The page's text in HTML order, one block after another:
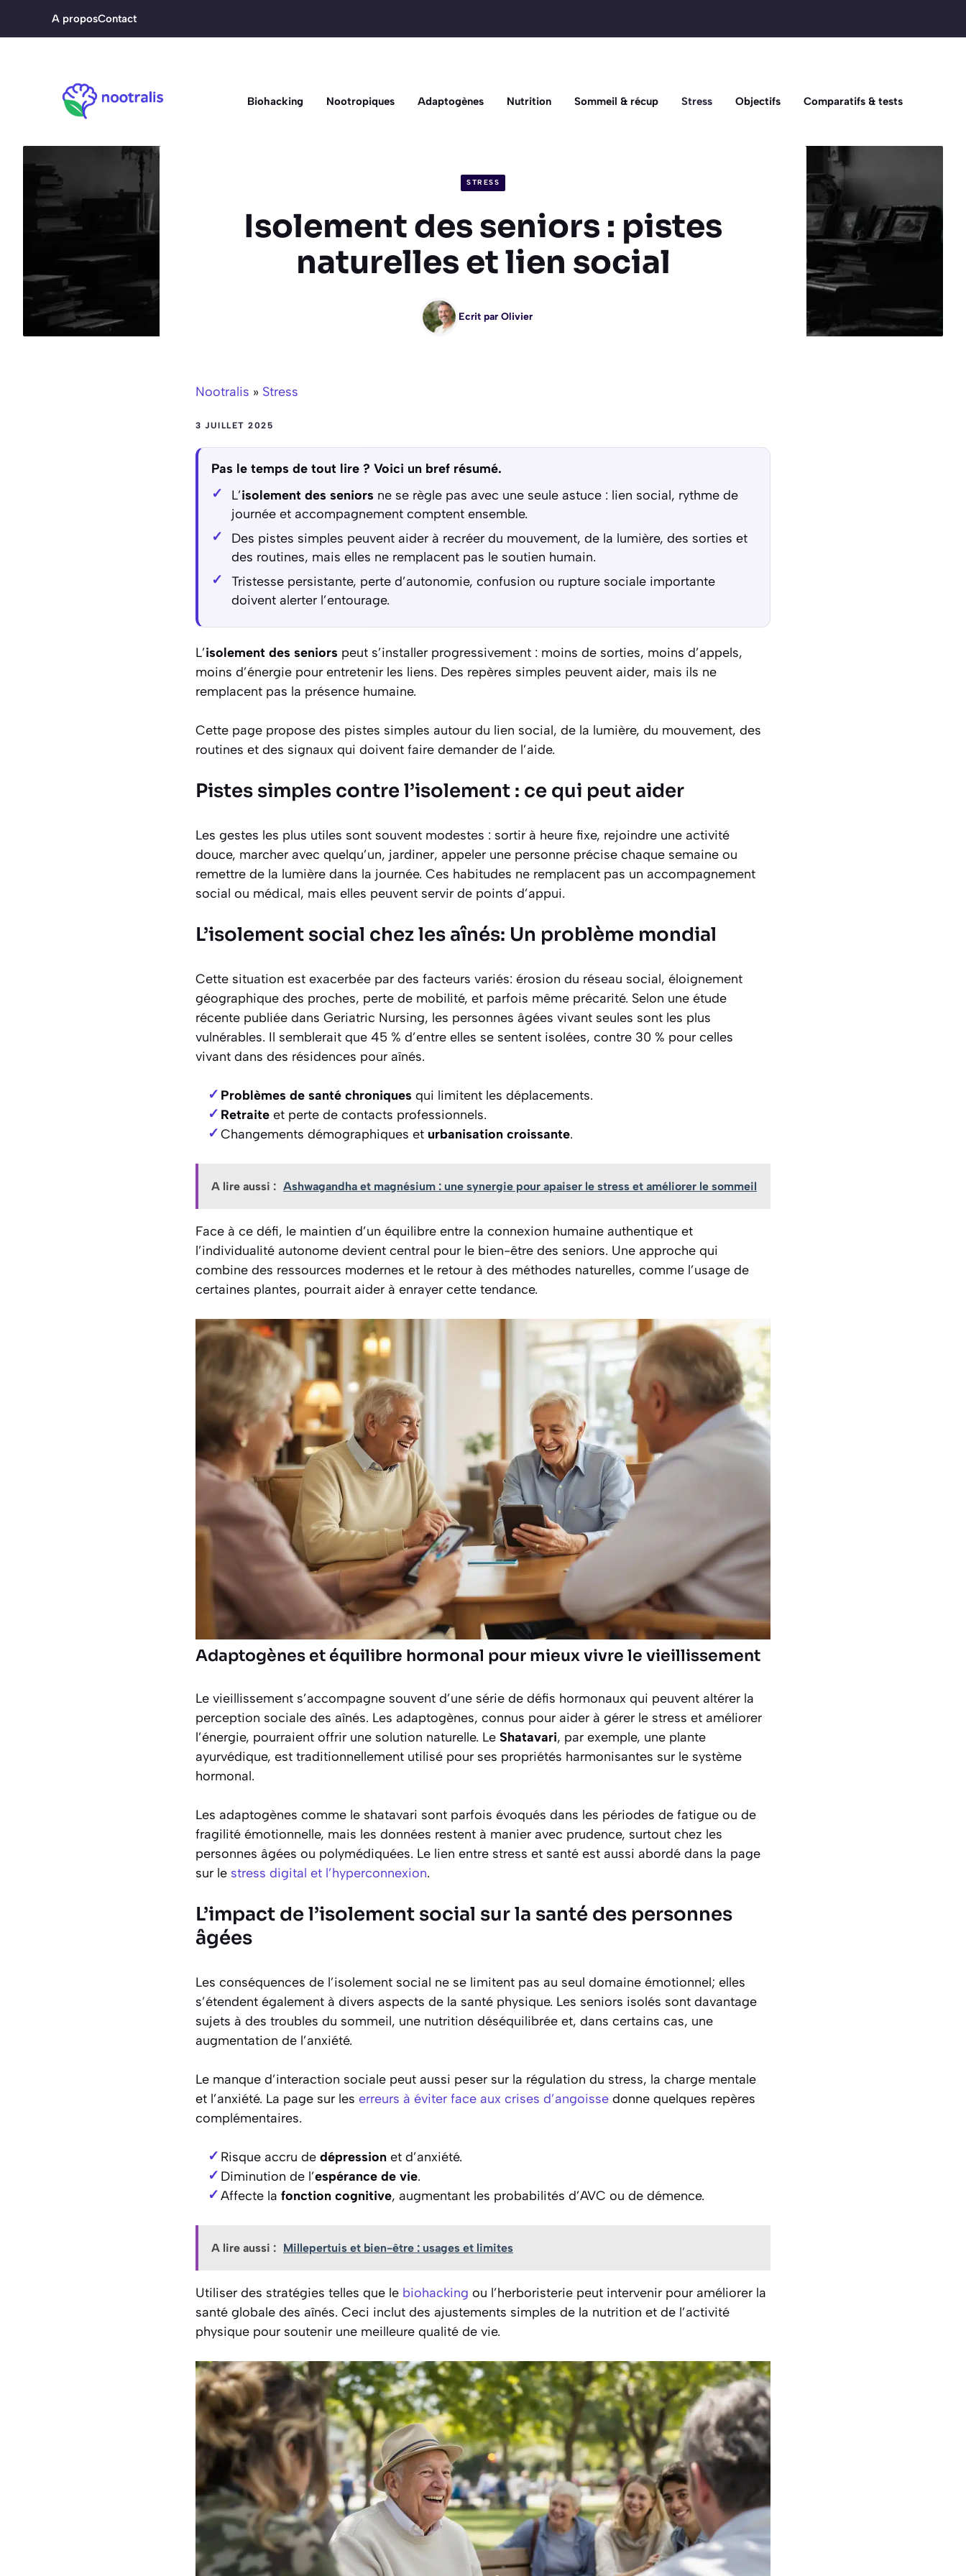
A proposContact
Biohacking Nootropiques Adaptogènes Nutrition Sommeil & récup Stress Objectifs Comparatifs & tests
STRESS
Isolement des seniors : pistes
naturelles et lien social
Ecrit par Olivier
Nootralis » Stress
3 JUILLET 2025
Pas le temps de tout lire ? Voici un bref résumé.
L’isolement des seniors ne se règle pas avec une seule astuce : lien social, rythme de
journée et accompagnement comptent ensemble.
Des pistes simples peuvent aider à recréer du mouvement, de la lumière, des sorties et
des routines, mais elles ne remplacent pas le soutien humain.
Tristesse persistante, perte d’autonomie, confusion ou rupture sociale importante
doivent alerter l’entourage.
L’isolement des seniors peut s’installer progressivement : moins de sorties, moins d’appels,
moins d’énergie pour entretenir les liens. Des repères simples peuvent aider, mais ils ne
remplacent pas la présence humaine.
Cette page propose des pistes simples autour du lien social, de la lumière, du mouvement, des
routines et des signaux qui doivent faire demander de l’aide.
Pistes simples contre l’isolement : ce qui peut aider
Les gestes les plus utiles sont souvent modestes : sortir à heure fixe, rejoindre une activité
douce, marcher avec quelqu’un, jardiner, appeler une personne précise chaque semaine ou
remettre de la lumière dans la journée. Ces habitudes ne remplacent pas un accompagnement
social ou médical, mais elles peuvent servir de points d’appui.
L’isolement social chez les aînés: Un problème mondial
Cette situation est exacerbée par des facteurs variés: érosion du réseau social, éloignement
géographique des proches, perte de mobilité, et parfois même précarité. Selon une étude
récente publiée dans Geriatric Nursing, les personnes âgées vivant seules sont les plus
vulnérables. Il semblerait que 45 % d’entre elles se sentent isolées, contre 30 % pour celles
vivant dans des résidences pour aînés.
Problèmes de santé chroniques qui limitent les déplacements.
Retraiteet perte de contacts professionnels.
Changements démographiques et urbanisation croissante.
A lire aussi : Ashwagandha et magnésium : une synergie pour apaiser le stress et améliorer le sommeil
Face à ce défi, le maintien d’un équilibre entre la connexion humaine authentique et
l’individualité autonome devient central pour le bien-être des seniors. Une approche qui
combine des ressources modernes et le retour à des méthodes naturelles, comme l’usage de
certaines plantes, pourrait aider à enrayer cette tendance.
Adaptogènes et équilibre hormonal pour mieux vivre le vieillissement
Le vieillissement s’accompagne souvent d’une série de défis hormonaux qui peuvent altérer la
perception sociale des aînés. Les adaptogènes, connus pour aider à gérer le stress et améliorer
l’énergie, pourraient offrir une solution naturelle. Le Shatavari, par exemple, une plante
ayurvédique, est traditionnellement utilisé pour ses propriétés harmonisantes sur le système
hormonal.
Les adaptogènes comme le shatavari sont parfois évoqués dans les périodes de fatigue ou de
fragilité émotionnelle, mais les données restent à manier avec prudence, surtout chez les
personnes âgées ou polymédiquées. Le lien entre stress et santé est aussi abordé dans la page
sur le stress digital et l’hyperconnexion.
L’impact de l’isolement social sur la santé des personnes
âgées
Les conséquences de l’isolement social ne se limitent pas au seul domaine émotionnel; elles
s’étendent également à divers aspects de la santé physique. Les seniors isolés sont davantage
sujets à des troubles du sommeil, une nutrition déséquilibrée et, dans certains cas, une
augmentation de l’anxiété.
Le manque d’interaction sociale peut aussi peser sur la régulation du stress, la charge mentale
et l’anxiété. La page sur les erreurs à éviter face aux crises d’angoisse donne quelques repères
complémentaires.
Risque accru de dépressionet d’anxiété.
Diminution de l’espérance de vie.
Affecte la fonction cognitive, augmentant les probabilités d’AVC ou de démence.
A lire aussi : Millepertuis et bien-être : usages et limites
Utiliser des stratégies telles que le biohacking ou l’herboristerie peut intervenir pour améliorer la
santé globale des aînés. Ceci inclut des ajustements simples de la nutrition et de l’activité
physique pour soutenir une meilleure qualité de vie.